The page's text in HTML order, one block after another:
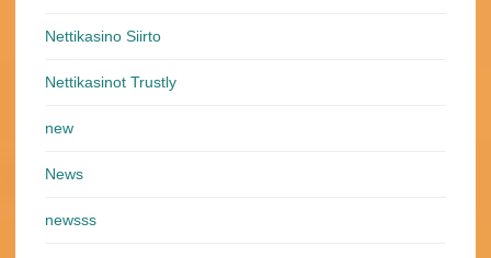
Nettikasino Siirto
Nettikasinot Trustly
new
News
newsss